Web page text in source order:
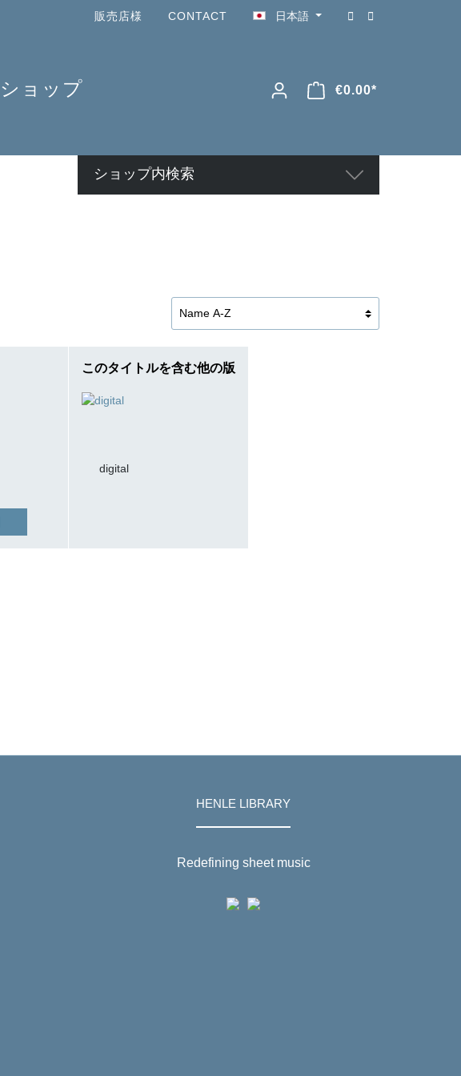
販売店様 CONTACT 日本語
ショップ €0.00*
ショップ内検索
このタイトルを含む他の版
digital
HENLE LIBRARY
Redefining sheet music